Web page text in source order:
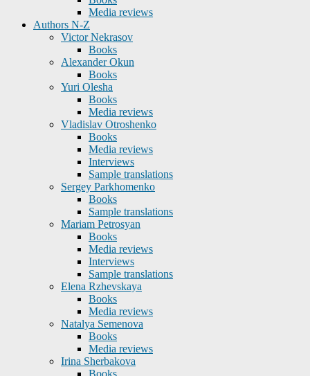
Media reviews
Authors N-Z
Victor Nekrasov
Books
Alexander Okun
Books
Yuri Olesha
Books
Media reviews
Vladislav Otroshenko
Books
Media reviews
Interviews
Sample translations
Sergey Parkhomenko
Books
Sample translations
Mariam Petrosyan
Books
Media reviews
Interviews
Sample translations
Elena Rzhevskaya
Books
Media reviews
Natalya Semenova
Books
Media reviews
Irina Sherbakova
Books